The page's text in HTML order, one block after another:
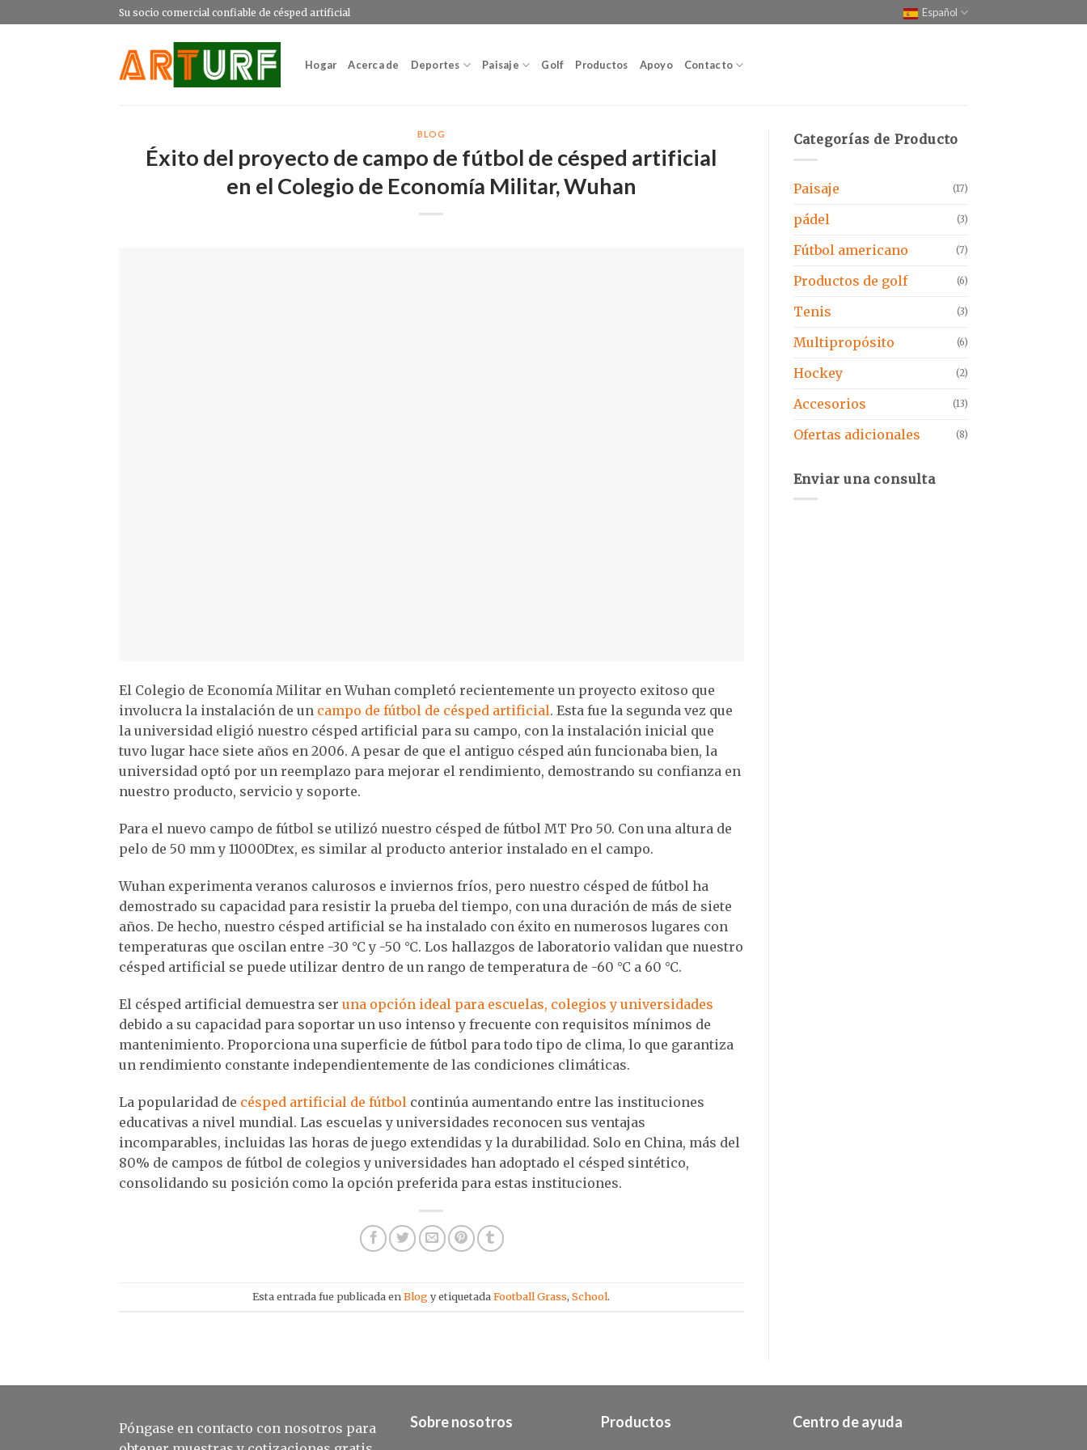
al
Su socio comercial confiable de césped artificial Español
Hogar Acerca de Deportes Paisaje Golf Productos Apoyo Contacto
BLOG
Éxito del proyecto de campo de fútbol de césped artificial
en el Colegio de Economía Militar, Wuhan
El Colegio de Economía Militar en Wuhan completó recientemente un proyecto exitoso que
involucra la instalación de un campo de fútbol de césped artificial. Esta fue la segunda vez que
la universidad eligió nuestro césped artificial para su campo, con la instalación inicial que
tuvo lugar hace siete años en 2006. A pesar de que el antiguo césped aún funcionaba bien, la
universidad optó por un reemplazo para mejorar el rendimiento, demostrando su confianza en
nuestro producto, servicio y soporte.
Para el nuevo campo de fútbol se utilizó nuestro césped de fútbol MT Pro 50. Con una altura de
pelo de 50 mm y 11000Dtex, es similar al producto anterior instalado en el campo.
Wuhan experimenta veranos calurosos e inviernos fríos, pero nuestro césped de fútbol ha
demostrado su capacidad para resistir la prueba del tiempo, con una duración de más de siete
años. De hecho, nuestro césped artificial se ha instalado con éxito en numerosos lugares con
temperaturas que oscilan entre -30 °C y -50 °C. Los hallazgos de laboratorio validan que nuestro
césped artificial se puede utilizar dentro de un rango de temperatura de -60 °C a 60 °C.
El césped artificial demuestra ser una opción ideal para escuelas, colegios y universidades
debido a su capacidad para soportar un uso intenso y frecuente con requisitos mínimos de
mantenimiento. Proporciona una superficie de fútbol para todo tipo de clima, lo que garantiza
un rendimiento constante independientemente de las condiciones climáticas.
La popularidad de césped artificial de fútbol continúa aumentando entre las instituciones
educativas a nivel mundial. Las escuelas y universidades reconocen sus ventajas
incomparables, incluidas las horas de juego extendidas y la durabilidad. Solo en China, más del
80% de campos de fútbol de colegios y universidades han adoptado el césped sintético,
consolidando su posición como la opción preferida para estas instituciones.
Esta entrada fue publicada enBlogy etiquetadaFootball Grass,School.
Categorías de Producto
Paisaje (17)
pádel (3)
Fútbol americano (7)
Productos de golf (6)
Tenis (3)
Multipropósito (6)
Hockey (2)
Accesorios (13)
Ofertas adicionales (8)
Enviar una consulta
Póngase en contacto con nosotros para
Sobre nosotros Productos Centro de ayuda